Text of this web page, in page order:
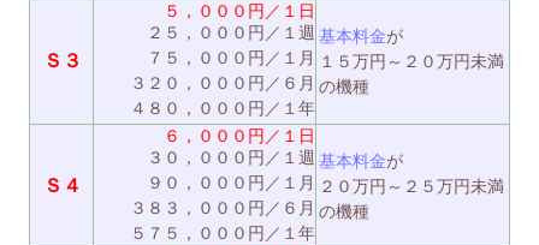
Ｓ３
５，０００円／１日
２５，０００円／１週
７５，０００円／１月
３２０，０００円／６月
４８０，０００円／１年
基本料金が
１５万円～２０万円未満
の機種
Ｓ４
６，０００円／１日
３０，０００円／１週
９０，０００円／１月
３８３，０００円／６月
５７５，０００円／１年
基本料金が
２０万円～２５万円未満
の機種